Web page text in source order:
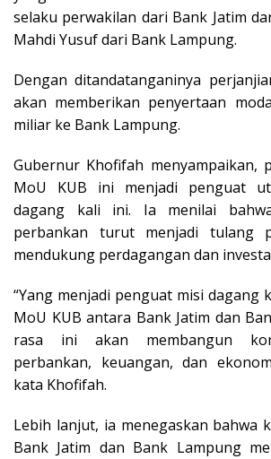
selaku perwakilan dari Bank Jatim
Mahdi Yusuf dari Bank Lampung.
Dengan ditandatanganinya
akan memberikan penyertaan
miliar ke Bank Lampung.
Gubernur Khofifah menyampaikan,
MoU KUB ini menjadi penguat
dagang kali ini. Ia menilai
perbankan turut menjadi tulang
mendukung perdagangan dan
“Yang menjadi penguat misi dagang
MoU KUB antara Bank Jatim dan
rasa ini akan membangun
perbankan, keuangan, dan
kata Khofifah.
Lebih lanjut, ia menegaskan bahwa
Bank Jatim dan Bank Lampung